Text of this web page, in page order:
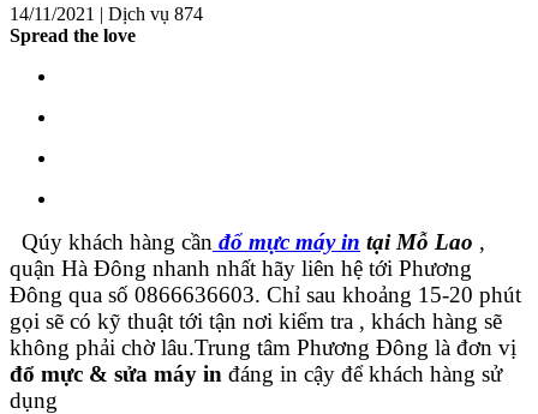
14/11/2021 | Dịch vụ 874
Spread the love
Qúy khách hàng cần đổ mực máy in tại Mỗ Lao ,
quận Hà Đông nhanh nhất hãy liên hệ tới Phương
Đông qua số 0866636603. Chỉ sau khoảng 15-20 phút
gọi sẽ có kỹ thuật tới tận nơi kiểm tra , khách hàng sẽ
không phải chờ lâu.Trung tâm Phương Đông là đơn vị
đổ mực & sửa máy in đáng in cậy để khách hàng sử
dụng